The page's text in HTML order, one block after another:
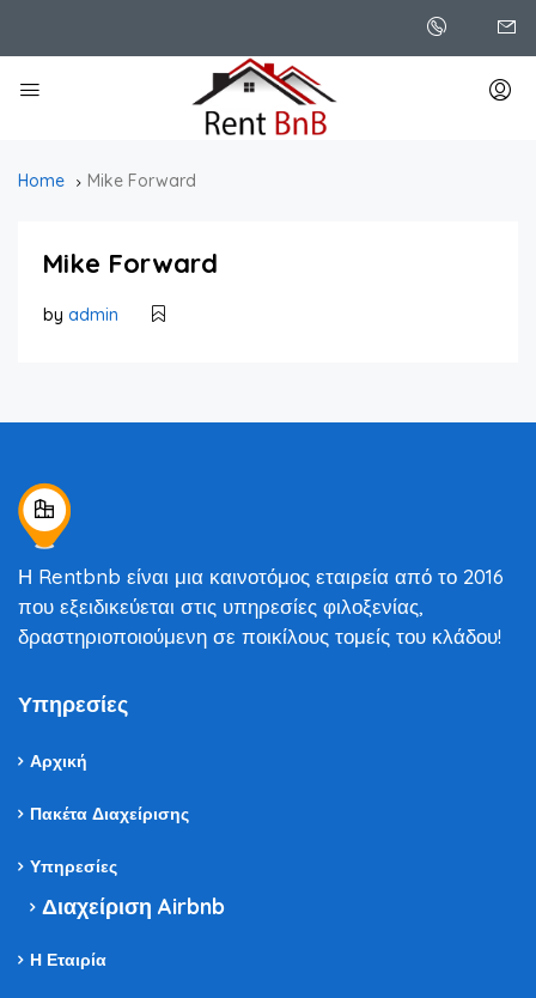
Home Mike Forward
Mike Forward
by admin
Η Rentbnb είναι μια καινοτόμος εταιρεία από το 2016
που εξειδικεύεται στις υπηρεσίες φιλοξενίας,
δραστηριοποιούμενη σε ποικίλους τομείς του κλάδου!
Υπηρεσίες
Αρχική
Πακέτα Διαχείρισης
Υπηρεσίες
Διαχείριση Airbnb
Η Εταιρία